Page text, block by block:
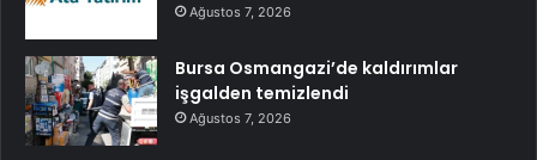
Ağustos 7, 2026
Bursa Osmangazi’de kaldırımlar
işgalden temizlendi
Ağustos 7, 2026